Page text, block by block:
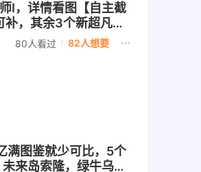
I，详情看图【自主截
，其余3个新超凡没
红发白胡子卡二奈美
支持随时换绑，本人
80人看过 82人想要
满图鉴就少可比，5个
来岛索隆，绿牛乌鸦